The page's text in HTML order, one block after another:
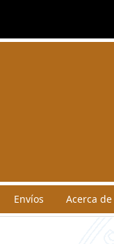
Envíos Acerca de